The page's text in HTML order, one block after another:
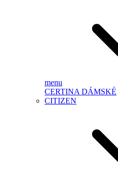
menu
CERTINA DÁMSKÉ
CITIZEN